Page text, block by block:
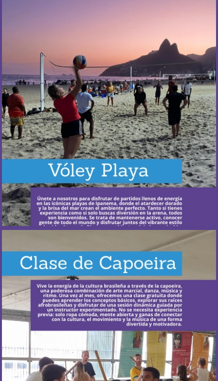
¿Cuándo ocurre?
Todos los lunes y jueves.
Más Información
¿Cuándo ocurre?
La clase grupal gratuita se realiza una vez al mes, y
las clases privadas están disponibles bajo solicitud.
Más Información